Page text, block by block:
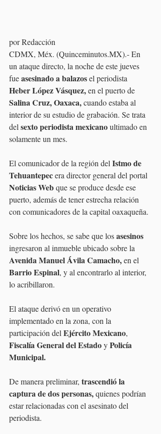
por Redacción
CDMX, Méx. (Quinceminutos.MX).- En
un ataque directo, la noche de este jueves
fue asesinado a balazos el periodista
Heber López Vásquez, en el puerto de
Salina Cruz, Oaxaca, cuando estaba al
interior de su estudio de grabación. Se trata
del sexto periodista mexicano ultimado en
solamente un mes.
El comunicador de la región del Istmo de
Tehuantepec era director general del portal
Noticias Web que se produce desde ese
puerto, además de tener estrecha relación
con comunicadores de la capital oaxaqueña.
Sobre los hechos, se sabe que los asesinos
ingresaron al inmueble ubicado sobre la
Avenida Manuel Ávila Camacho, en el
Barrio Espinal, y al encontrarlo al interior,
lo acribillaron.
El ataque derivó en un operativo
implementado en la zona, con la
participación del Ejército Mexicano,
Fiscalía General del Estado y Policía
Municipal.
De manera preliminar, trascendió la
captura de dos personas, quienes podrían
estar relacionadas con el asesinato del
periodista.